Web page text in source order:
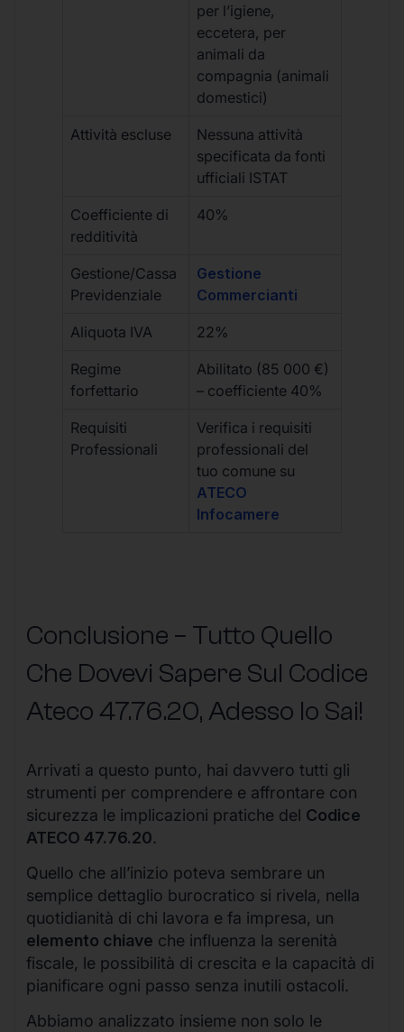
per l’igiene,
eccetera, per
animali da
compagnia (animali
domestici)
Attività escluse
Nessuna attività
specificata da fonti
ufficiali ISTAT
Coefficiente di
redditività
40%
Gestione/Cassa
Previdenziale
Gestione
Commercianti
Aliquota IVA 22%
Regime
forfettario
Abilitato (85 000 €)
– coefficiente 40%
Requisiti
Professionali
Verifica i requisiti
professionali del
tuo comune su
ATECO
Infocamere
Conclusione – Tutto Quello
Che Dovevi Sapere Sul Codice
Ateco 47.76.20, Adesso lo Sai!
Arrivati a questo punto, hai davvero tutti gli
strumenti per comprendere e affrontare con
sicurezza le implicazioni pratiche del Codice
ATECO 47.76.20.
Quello che all’inizio poteva sembrare un
semplice dettaglio burocratico si rivela, nella
quotidianità di chi lavora e fa impresa, un
elemento chiave che influenza la serenità
fiscale, le possibilità di crescita e la capacità di
pianificare ogni passo senza inutili ostacoli.
Abbiamo analizzato insieme non solo le